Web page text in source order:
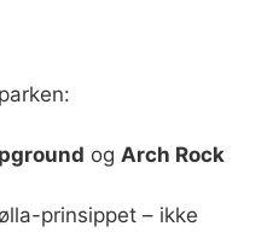
og Arch Rock
prinsippet – ikke